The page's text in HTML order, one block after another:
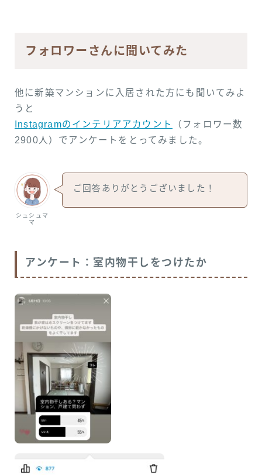
フォロワーさんに聞いてみた
他に新築マンションに入居された方にも聞いてみよ
うと
Instagramのインテリアアカウント
（フォロワー数
2900人）でアンケートをとってみました。
シュシュマ
マ
ご回答ありがとうございました！
アンケート：室内物干しをつけたか